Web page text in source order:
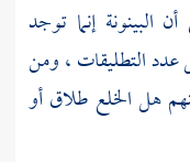
البينونة إنما توجد
التطليقات ، ومن
هل الخلع طلاق أو